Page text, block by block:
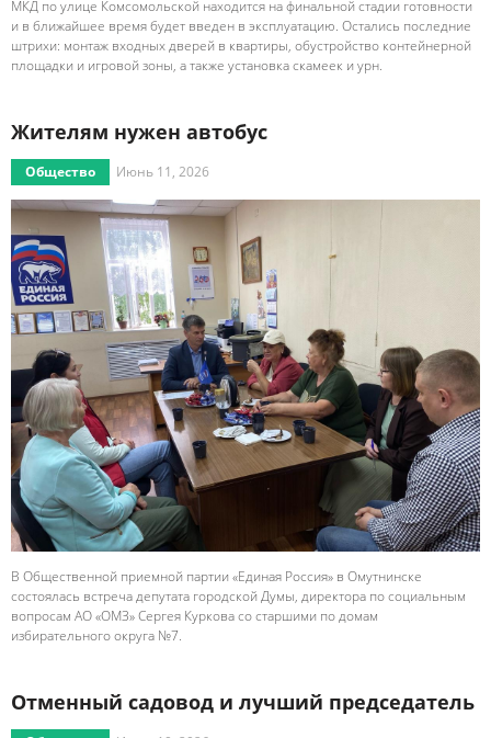
МКД по улице Комсомольской находится на финальной стадии готовности
и в ближайшее время будет введен в эксплуатацию. Остались последние
штрихи: монтаж входных дверей в квартиры, обустройство контейнерной
площадки и игровой зоны, а также установка скамеек и урн.
Жителям нужен автобус
Общество Июнь 11, 2026
В Общественной приемной партии «Единая Россия» в Омутнинске
состоялась встреча депутата городской Думы, директора по социальным
вопросам АО «ОМЗ» Сергея Куркова со старшими по домам
избирательного округа №7.
Отменный садовод и лучший председатель